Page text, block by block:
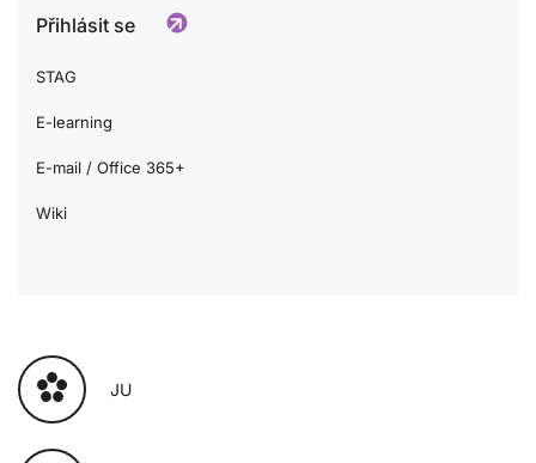
Přihlásit se
STAG
E-learning
E-mail / Office 365+
Wiki
JU